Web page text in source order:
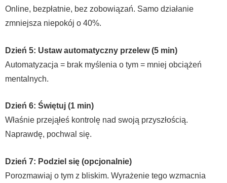
Online, bezpłatnie, bez zobowiązań. Samo działanie
zmniejsza niepokój o 40%.
Dzień 5: Ustaw automatyczny przelew (5 min)
Automatyzacja = brak myślenia o tym = mniej obciążeń
mentalnych.
Dzień 6: Świętuj (1 min)
Właśnie przejąłeś kontrolę nad swoją przyszłością.
Naprawdę, pochwal się.
Dzień 7: Podziel się (opcjonalnie)
Porozmawiaj o tym z bliskim. Wyrażenie tego wzmacnia